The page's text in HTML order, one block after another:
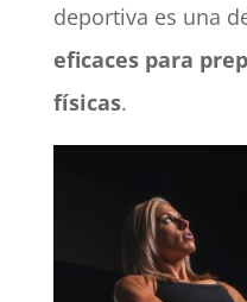
deportiva es una
eficaces para
físicas.